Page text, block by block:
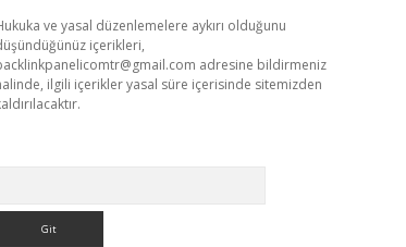
ve yasal düzenlemelere aykırı olduğunu
içerikleri,
adresine bildirmeniz
ilgili içerikler yasal süre içerisinde sitemizden